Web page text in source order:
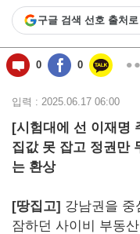
동)
구글 검색 선호 출처
0 0
입력 : 2025.06.17 06:00
[시험대에 선 이재명
집값 못 잡고 정권만
는 환상
[땅집고] 강남권을 중
잠하던 사이비 부동